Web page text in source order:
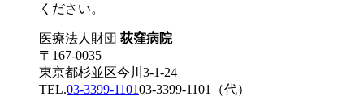
ください。
医療法人財団 荻窪病院
〒167-0035
東京都杉並区今川3-1-24
TEL.03-3399-110103-3399-1101 （代）